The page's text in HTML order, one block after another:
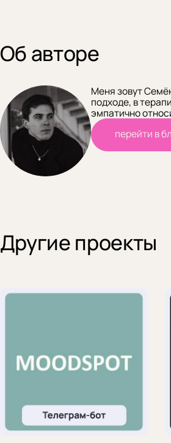
Об авторе
Меня зовут
подходе, в
эмпатично
перейти в
Другие проекты